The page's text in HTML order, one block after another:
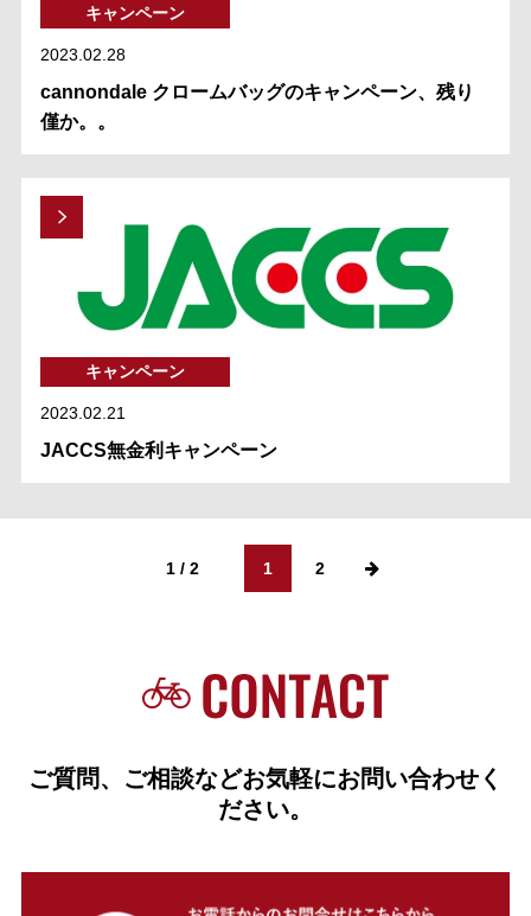
キャンペーン
2023.02.28
cannondale クロームバッグのキャンペーン、残り
僅か。。
キャンペーン
2023.02.21
JACCS無金利キャンペーン
1 / 2 1 2
ご質問、ご相談などお気軽にお問い合わせく
ださい。